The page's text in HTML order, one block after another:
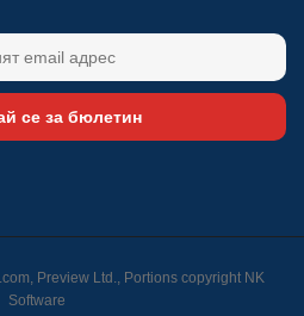
се за бюлетин
Preview Ltd., Portions copyright NK
Software